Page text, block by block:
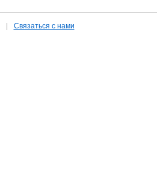
Связаться с нами